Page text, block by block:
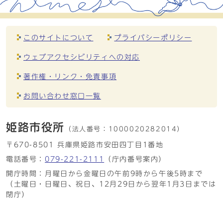
このサイトについて プライバシーポリシー
ウェブアクセシビリティへの対応
著作権・リンク・免責事項
お問い合わせ窓口一覧
姫路市役所 （法人番号： 1000020282014）
〒670-8501 兵庫県姫路市安田四丁目1番地
電話番号： 079-221-2111
（庁内番号案内）
開庁時間：月曜日から金曜日の午前9時から午後5時まで
（土曜日・日曜日、祝日、12月29日から翌年1月3日までは
閉庁）